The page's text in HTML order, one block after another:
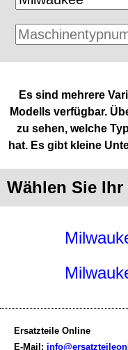
Es sind mehrere
Modells verfügbar.
zu sehen, welche
hat. Es gibt kleine
Wählen Sie
Ersatzteile Online
E-Mail: